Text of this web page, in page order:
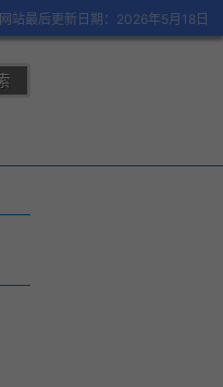
网站最后更新日期：2026年5月18日